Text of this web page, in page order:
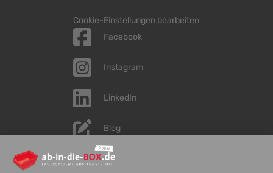
Cookie-Einstellungen bearbeiten
Facebook
Instagram
LinkedIn
Blog
YouTube